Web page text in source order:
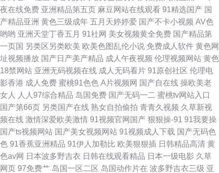
夜在线免费 亚洲精品第五页 麻豆网站在线观看 91精选国产 国
产精品亚洲 黄色三级成年 五月天婷婷爱 国产不卡小视频 AV色
哟哟 亚洲天堂丁香五月 91社网 美女视频黄全免费 国产精品第
一页国 另类区另类欧美 欧美色图乱伦小说 免费成人软件 黄色网
址视频播放 国产日产美产精品 成人午夜视频 伦理视频网站 黄色
18禁网站 亚洲无码视频在线 成人无码看片 91原创社区 伦理电
影香港 成人免费 蜜桃91色色 A片视频网 国产自在线 操欧美老
女人
人人97综合精品 岛国免费 国产无码一二 蜜桃tv网站入口
国产第66页 另类国产在线 熟女自拍偷拍 青青久视频 久草新视
频在线 激情深爱欧美激情 91视频官网国产 狠狠操-91 91我要操
国产ts视频网站 国产美女视频网站 91视频成人下载 国产无码色
色 91香蕉亚洲精品 91伊人加勒比 欧美狠狠插 日韩精品高清 黄
色av网 日本波多野吉衣 日韩在线观看精品 日本一级电影 久草
网页 97免费艹 岛国一区二区 岛国动作片在 波多野吉衣三级 亚